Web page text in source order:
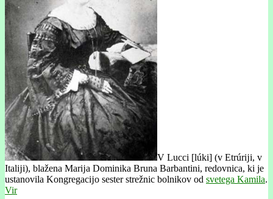
V Lucci [lúki] (v Etrúrĳi, v
Italĳi), blažena Marĳa Dominika Bruna Barbantini, redovnica, ki je
ustanovila Kongregacĳo sester strežnic bolnikov od svetega Kamila.
Vir